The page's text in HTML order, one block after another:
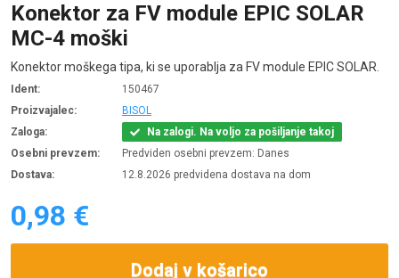
Konektor za FV module EPIC SOLAR
MC-4 moški
Konektor moškega tipa, ki se uporablja za FV module EPIC SOLAR.
Ident:
150467
Proizvajalec:
BISOL
Zaloga:
Na zalogi. Na voljo za pošiljanje takoj
Osebni prevzem:
Predviden osebni prevzem: Danes
Dostava:
12.8.2026 predvidena dostava na dom
0,98 €
Dodaj v košarico